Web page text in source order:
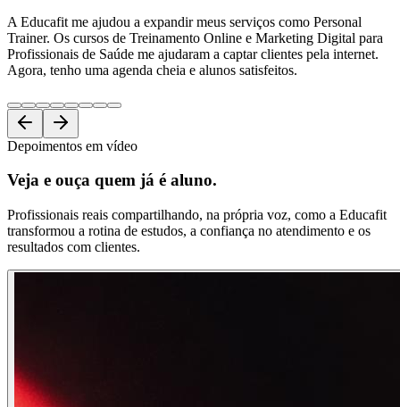
A Educafit me ajudou a expandir meus serviços como Personal
Trainer. Os cursos de Treinamento Online e Marketing Digital para
Profissionais de Saúde me ajudaram a captar clientes pela internet.
Agora, tenho uma agenda cheia e alunos satisfeitos.
Depoimentos em vídeo
Veja e ouça quem já é aluno.
Profissionais reais compartilhando, na própria voz, como a Educafit
transformou a rotina de estudos, a confiança no atendimento e os
resultados com clientes.